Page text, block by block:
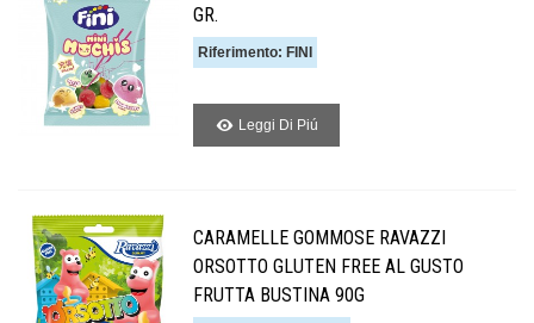
GR.
Riferimento: FINI
Leggi Di Piú
CARAMELLE GOMMOSE RAVAZZI
ORSOTTO GLUTEN FREE AL GUSTO
FRUTTA BUSTINA 90G